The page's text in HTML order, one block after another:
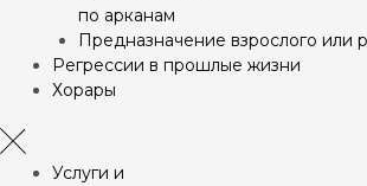
по арканам
Предназначение взрослого или
Регрессии в прошлые жизни
Хорары
Услуги и